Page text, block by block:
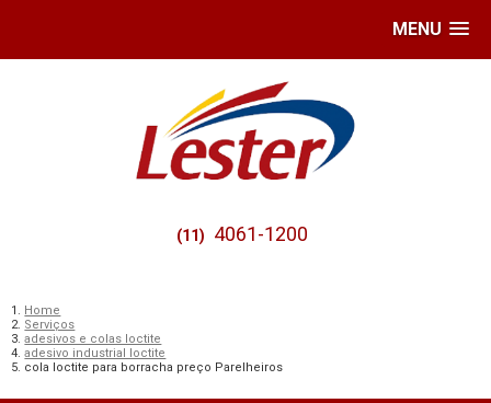
MENU
(11) 4061-1200
Home
Serviços
adesivos e colas loctite
adesivo industrial loctite
cola loctite para borracha preço Parelheiros